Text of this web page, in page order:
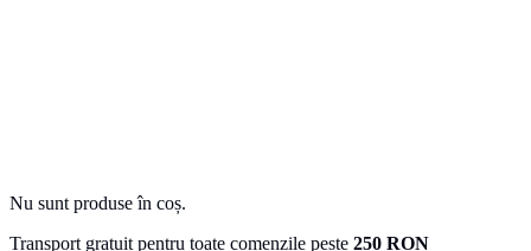
Nu sunt produse în coș.
Transport gratuit pentru toate comenzile peste 250 RON